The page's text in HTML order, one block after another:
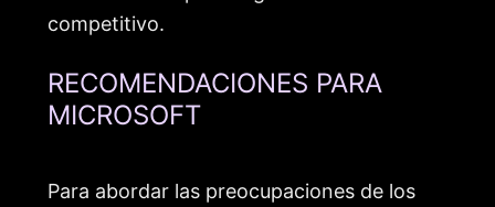
competitivo.
RECOMENDACIONES PARA
MICROSOFT
Para abordar las preocupaciones de los